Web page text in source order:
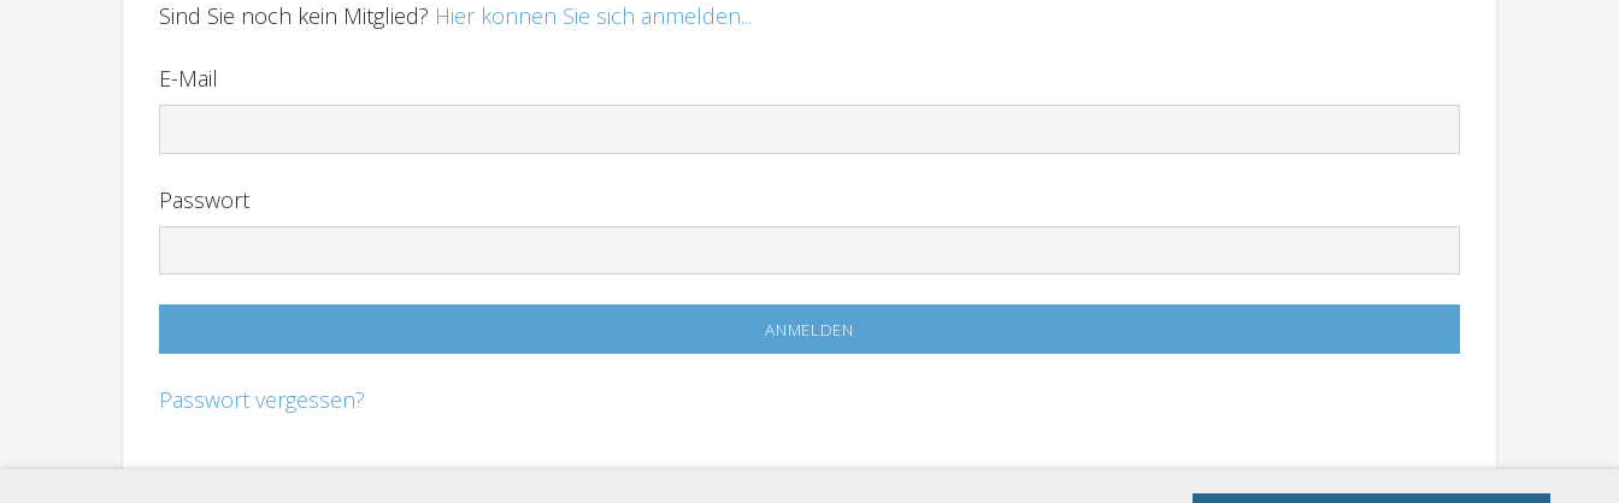
Sind Sie noch kein Mitglied? Hier können Sie sich anmelden...
E-Mail
Passwort
Passwort vergessen?